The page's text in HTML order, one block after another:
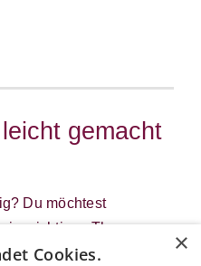
gemacht
Du möchtest
wichtiges Thema
geh‘
×
Cookies.